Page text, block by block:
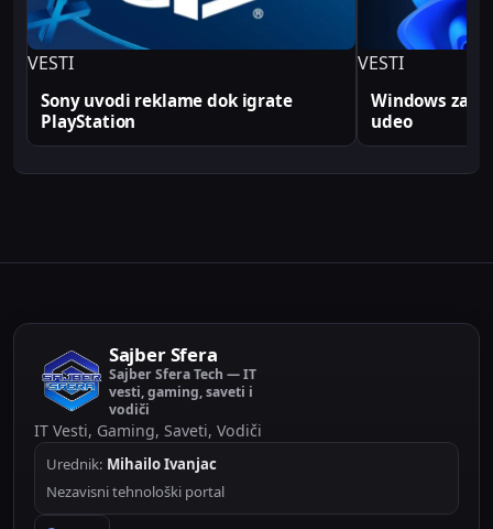
VESTI
Sony uvodi reklame dok igrate
PlayStation
VESTI
Windows
udeo
Sajber Sfera
Sajber Sfera Tech — IT
vesti, gaming, saveti i
vodiči
IT Vesti, Gaming, Saveti, Vodiči
Urednik: Mihailo Ivanjac
Nezavisni tehnološki portal